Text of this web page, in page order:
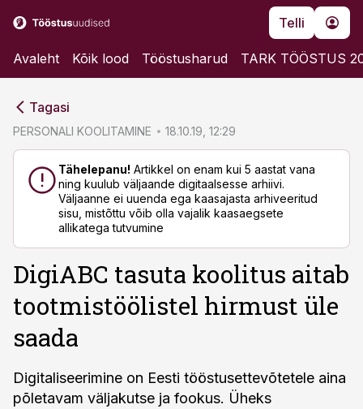
Telli
Avaleht Kõik lood Tööstusharud TARK TÖÖSTUS
Tagasi
PERSONALI KOOLITAMINE 18.10.19, 12:29
Tähelepanu! Artikkel on enam kui 5 aastat vana
ning kuulub väljaande digitaalsesse arhiivi.
Väljaanne ei uuenda ega kaasajasta arhiveeritud
sisu, mistõttu võib olla vajalik kaasaegsete
allikatega tutvumine
DigiABC tasuta koolitus aitab
tootmistöölistel hirmust üle
saada
Digitaliseerimine on Eesti tööstusettevõtetele aina
põletavam väljakutse ja fookus. Üheks